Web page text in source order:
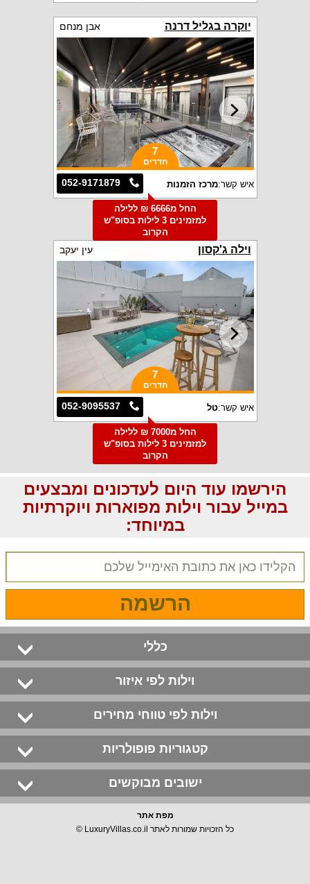
יוקרה בגליל דרנה אבן מנחם
7
חדרים
052-9171879 איש קשר:מרכז הזמנות
החל מ6666 ₪ ללילה
למזמינים 3 לילות בסופ"ש
הקרוב
וילה ג'קסון עין יעקב
7
חדרים
052-9095537 איש קשר:טל
החל מ7000 ₪ ללילה
למזמינים 3 לילות בסופ"ש
הקרוב
הירשמו עוד היום לעדכונים ומבצעים
במייל עבור וילות מפוארות ויוקרתיות
במיוחד:
הרשמה
כללי
וילות לפי איזור
וילות לפי טווחי מחירים
קטגוריות פופולריות
ישובים מבוקשים
מפת אתר
כל הזכויות שמורות לאתר LuxuryVillas.co.il ©